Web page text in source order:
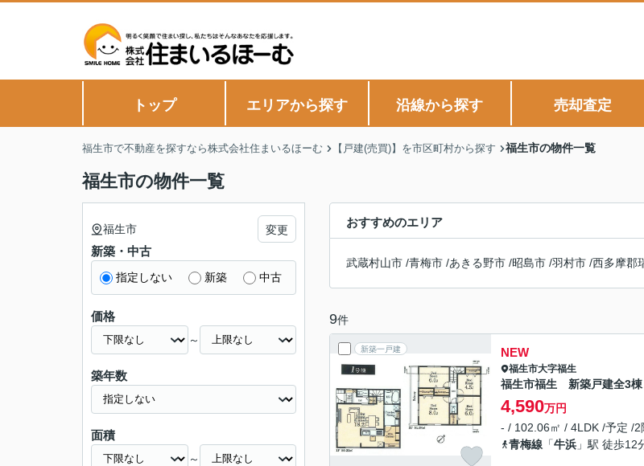
トップ エリアから探す 沿線から探す 売却査定
福生市で不動産を探すなら株式会社住まいるほーむ 【戸建(売買)】を市区町村から探す 福生市の物件一覧
福生市の物件一覧
おすすめのエリア
武蔵村山市 /青梅市 /あきる野市 /昭島市 /羽村市 /西多摩郡
9件
新築一戸建 NEW
福生市大字福生
福生市福生 新築戸建全3棟
4,590万円
- / 102.06㎡ / 4LDK /予定 /2
青梅線 「牛浜 」駅 徒歩12
福生市 変更
新築・中古
指定しない 新築 中古
価格
～
築年数
面積
～